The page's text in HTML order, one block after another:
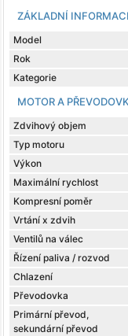
ZÁKLADNÍ
Model
Rok
Kategorie
MOTOR A
Zdvihový objem
Typ motoru
Výkon
Maximální rychlost
Kompresní poměr
Vrtání x zdvih
Ventilů na válec
Řízení paliva / rozvod
Chlazení
Převodovka
Primární převod,
sekundární převod